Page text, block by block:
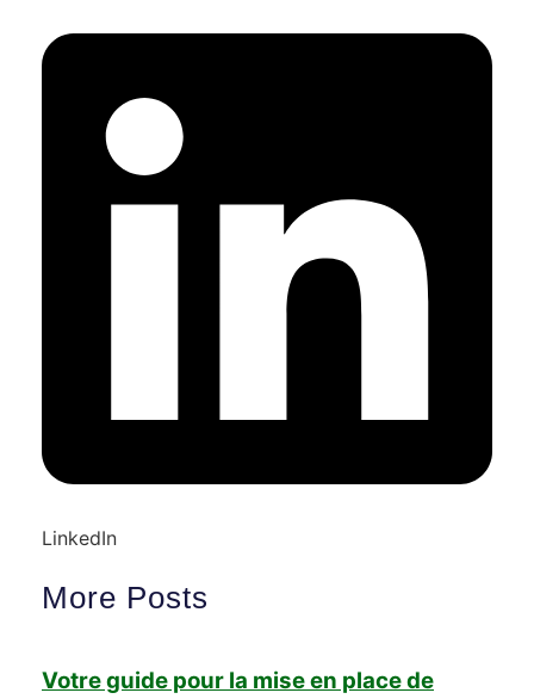
LinkedIn
More Posts
Votre guide pour la mise en place de